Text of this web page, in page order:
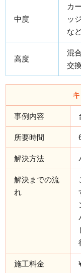
中度
カ
ッ
な
高度
混
交
事例内容
所要時間
解決方法
解決までの流
れ
施工料金